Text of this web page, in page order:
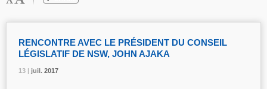
13 | juil. 2017
RENCONTRE AVEC LE PRÉSIDENT DU CONSEIL
LÉGISLATIF DE NSW, JOHN AJAKA
13 | juil. 2017
13 | juil. 2017